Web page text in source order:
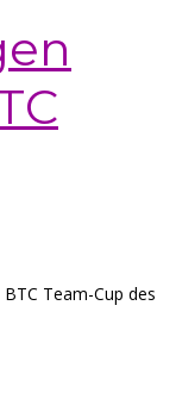
Team-Cup des